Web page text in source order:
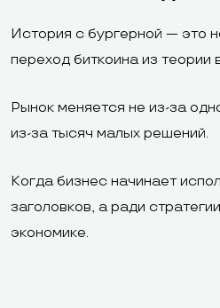
История с бургерной — это
переход биткоина из теории
Рынок меняется не из-за
из-за тысяч малых решений.
Когда бизнес начинает
заголовков, а ради
экономике.